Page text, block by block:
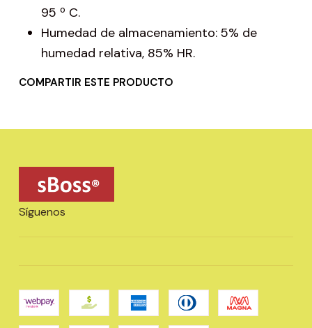
95 º C.
Humedad de almacenamiento: 5% de
humedad relativa, 85% HR.
COMPARTIR ESTE PRODUCTO
Síguenos